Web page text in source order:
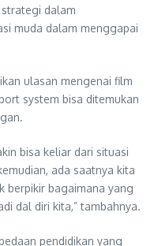
dalam
muda dalam menggapai
ulasan mengenai film
system bisa ditemukan
bisa keliar dari situasi
ada saatnya kita
berpikir bagaimana yang
dal diri kita,” tambahnya.
pendidikan yang